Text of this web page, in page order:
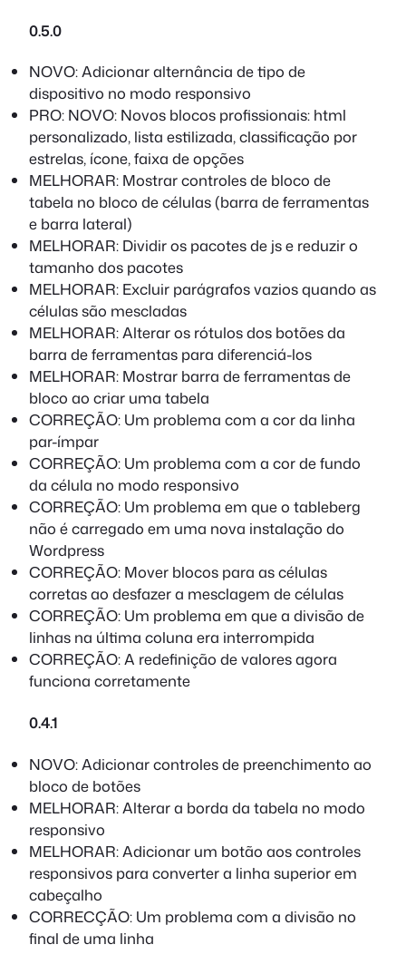
0.5.0
NOVO: Adicionar alternância de tipo de
dispositivo no modo responsivo
PRO: NOVO: Novos blocos profissionais: html
personalizado, lista estilizada, classificação por
estrelas, ícone, faixa de opções
MELHORAR: Mostrar controles de bloco de
tabela no bloco de células (barra de ferramentas
e barra lateral)
MELHORAR: Dividir os pacotes de js e reduzir o
tamanho dos pacotes
MELHORAR: Excluir parágrafos vazios quando as
células são mescladas
MELHORAR: Alterar os rótulos dos botões da
barra de ferramentas para diferenciá-los
MELHORAR: Mostrar barra de ferramentas de
bloco ao criar uma tabela
CORREÇÃO: Um problema com a cor da linha
par-ímpar
CORREÇÃO: Um problema com a cor de fundo
da célula no modo responsivo
CORREÇÃO: Um problema em que o tableberg
não é carregado em uma nova instalação do
Wordpress
CORREÇÃO: Mover blocos para as células
corretas ao desfazer a mesclagem de células
CORREÇÃO: Um problema em que a divisão de
linhas na última coluna era interrompida
CORREÇÃO: A redefinição de valores agora
funciona corretamente
0.4.1
NOVO: Adicionar controles de preenchimento ao
bloco de botões
MELHORAR: Alterar a borda da tabela no modo
responsivo
MELHORAR: Adicionar um botão aos controles
responsivos para converter a linha superior em
cabeçalho
CORRECÇÃO: Um problema com a divisão no
final de uma linha